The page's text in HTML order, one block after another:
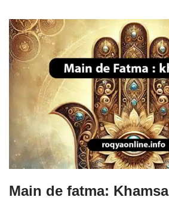
Main de fatma: Khamsa